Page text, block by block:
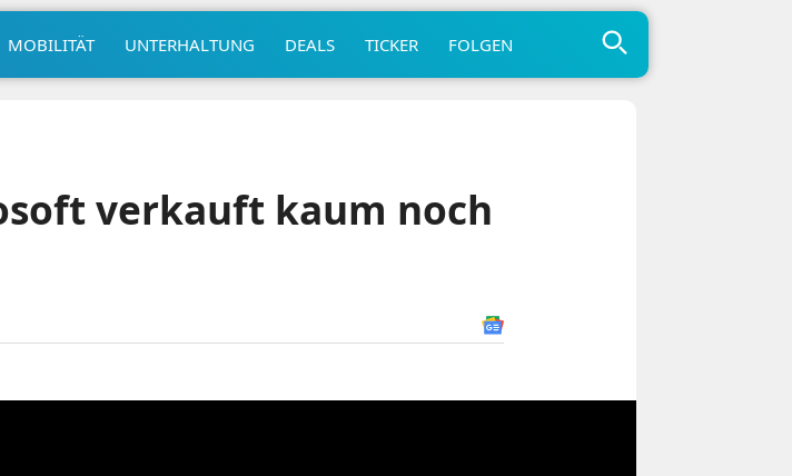
MOBILITÄT UNTERHALTUNG DEALS TICKER FOLGEN
verkauft kaum noch